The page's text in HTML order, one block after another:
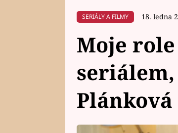
SERIÁLY A FILMY 18. ledna
Moje
Plánková